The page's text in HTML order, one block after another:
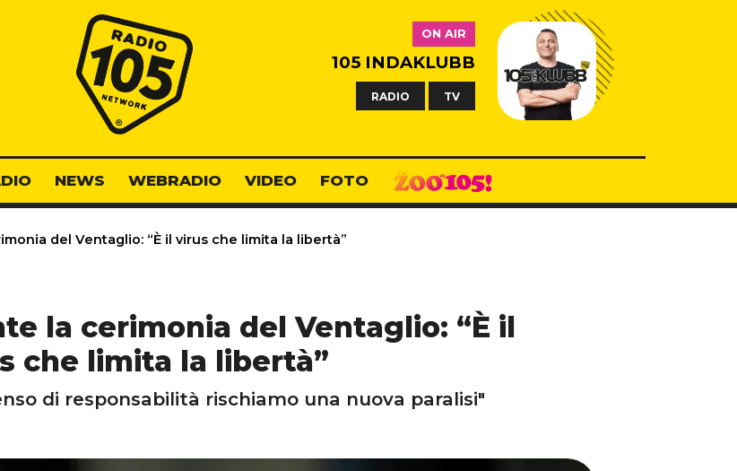
Radio 105
ON AIR
105 INDAKLUBB
RADIO TV
NEWS WEBRADIO VIDEO FOTO
del Ventaglio: “È il virus che limita la libertà”
la cerimonia del Ventaglio: “È il
che limita la libertà”
di responsabilità rischiamo una nuova paralisi"